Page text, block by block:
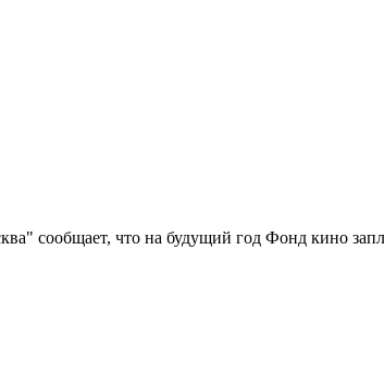
сообщает, что на будущий год Фонд кино